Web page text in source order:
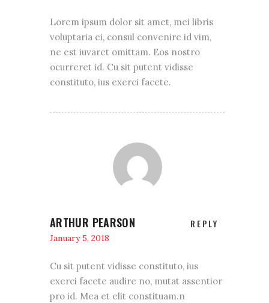
Lorem ipsum dolor sit amet, mei libris
voluptaria ei, consul convenire id vim,
ne est iuvaret omittam. Eos nostro
ocurreret id. Cu sit putent vidisse
constituto, ius exerci facete.
ARTHUR PEARSON REPLY
January 5, 2018
Cu sit putent vidisse constituto, ius
exerci facete audire no, mutat assentior
pro id. Mea et elit constituam.n